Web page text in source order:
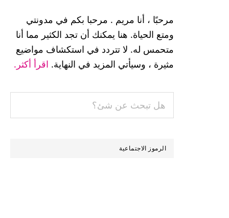
الجانبية
الرئيسية
مرحبًا ، أنا مريم . مرحبا بكم في مدونتي
ومتع الحياة. هنا يمكنك أن تجد الكثير مما أنا
متحمس له. لا تتردد في استكشاف مواضيع
مثيرة ، وسيأتي المزيد في النهاية. اقرأ أكثر.
تبحث
شئ؟
الرموز الاجتماعية